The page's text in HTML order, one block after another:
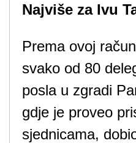
Najviše za Ivu
Prema ovoj
svako od 80
posla u zgradi
gdje je proveo
sjednicama,